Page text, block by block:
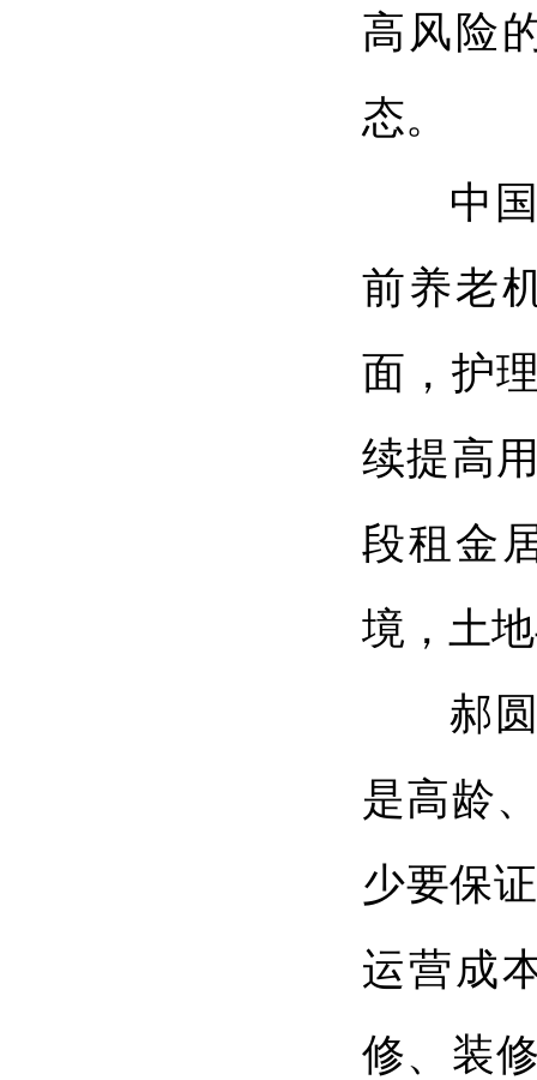
高风险
态。
中国
前养老
面，护
续提高
段租金
境，土
郝圆
是高龄
少要保
运营成
修、装